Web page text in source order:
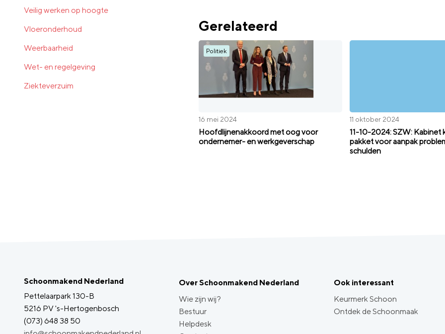
Gerelateerd
Politiek
16 mei 2024
Hoofdlijnenakkoord met oog voor
ondernemer- en werkgeverschap
11 oktober 2024
11-10-2024: SZW: Kabinet
pakket voor aanpak
schulden
Veilig werken op hoogte
Vloeronderhoud
Weerbaarheid
Wet- en regelgeving
Ziekteverzuim
Schoonmakend Nederland
Pettelaarpark 130-B
5216 PV 's-Hertogenbosch
(073) 648 38 50
Over Schoonmakend Nederland
Wie zijn wij?
Bestuur
Helpdesk
Ook interessant
Keurmerk Schoon
Ontdek de Schoonmaak